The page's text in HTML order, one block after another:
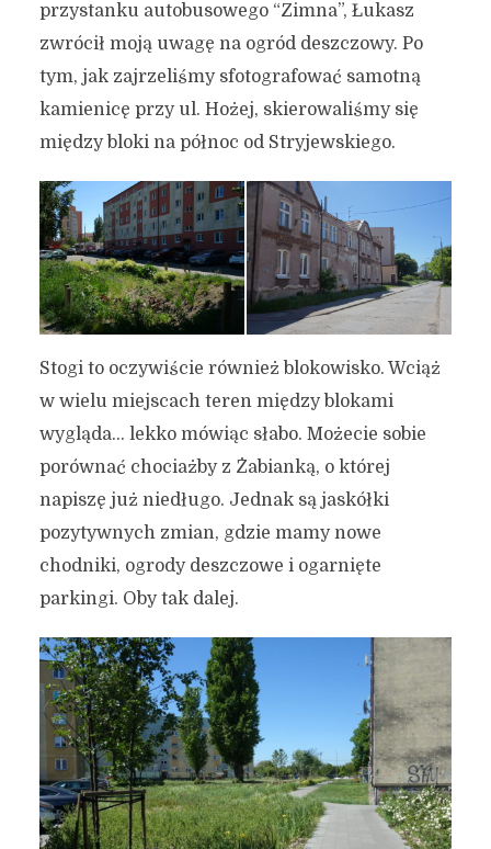
Stogi – ślady historii,
widoki z 30 metrów,
przystanku autobusowego “Zimna”, Łukasz
zwrócił moją uwagę na ogród deszczowy. Po
tym, jak zajrzeliśmy sfotografować samotną
kamienicę przy ul. Hożej, skierowaliśmy się
między bloki na północ od Stryjewskiego.
Stogi to oczywiście również blokowisko. Wciąż
w wielu miejscach teren między blokami
wygląda… lekko mówiąc słabo. Możecie sobie
porównać chociażby z Żabianką, o której
napiszę już niedługo. Jednak są jaskółki
pozytywnych zmian, gdzie mamy nowe
chodniki, ogrody deszczowe i ogarnięte
parkingi. Oby tak dalej.